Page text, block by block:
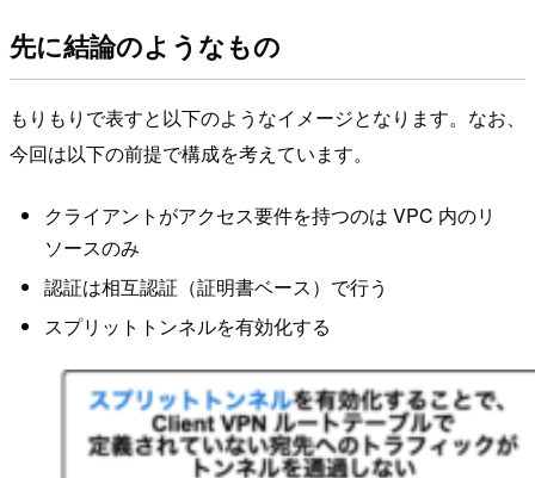
先に結論のようなもの
もりもりで表すと以下のようなイメージとなります。なお、
今回は以下の前提で構成を考えています。
クライアントがアクセス要件を持つのは VPC 内のリ
ソースのみ
認証は相互認証（証明書ベース）で行う
スプリットトンネルを有効化する